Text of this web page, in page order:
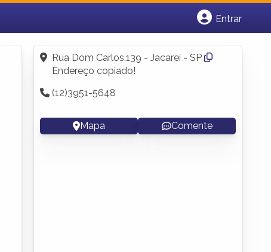
Entrar
Fazer login
Criar conta
Rua Dom Carlos,139 - Jacareí - SP
Endereço copiado!
(12)3951-5648
Mapa Comente